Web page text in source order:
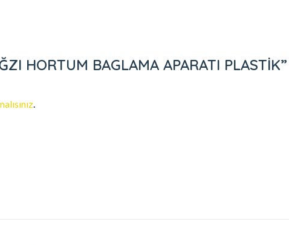
HORTUM BAGLAMA APARATI
.